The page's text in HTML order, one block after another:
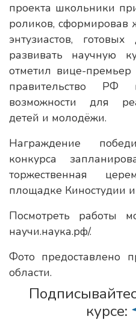
проекта школьники
роликов, сформировав
энтузиастов,
развивать научную
отметил вице-
правительство РФ
возможности для
детей и молодёжи.
Награждение
конкурса
торжественная
площадке Киностудии
Посмотреть работы
научи.наука.рф/.
Фото предоставлено
области.
курсе: